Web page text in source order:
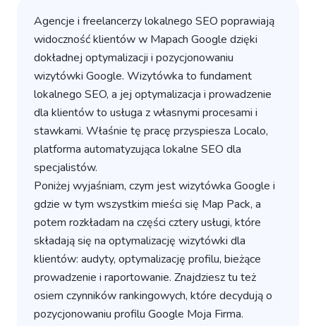
Agencje i freelancerzy lokalnego SEO poprawiają
widoczność klientów w Mapach Google dzięki
dokładnej optymalizacji i pozycjonowaniu
wizytówki Google. Wizytówka to fundament
lokalnego SEO, a jej optymalizacja i prowadzenie
dla klientów to usługa z własnymi procesami i
stawkami. Właśnie tę pracę przyspiesza Localo,
platforma automatyzująca lokalne SEO dla
specjalistów.
Poniżej wyjaśniam, czym jest wizytówka Google i
gdzie w tym wszystkim mieści się Map Pack, a
potem rozkładam na części cztery usługi, które
składają się na optymalizację wizytówki dla
klientów: audyty, optymalizację profilu, bieżące
prowadzenie i raportowanie. Znajdziesz tu też
osiem czynników rankingowych, które decydują o
pozycjonowaniu profilu Google Moja Firma.